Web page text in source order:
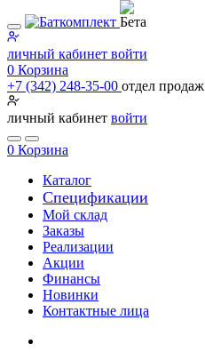
личный кабинет войти
0 Корзина
+7 (342) 248-35-00 отдел продаж
личный кабинет войти
0 Корзина
Каталог
Специфи­кации
Мой склад
Заказы
Реализации
Акции
Финансы
Новинки
Контактные лица